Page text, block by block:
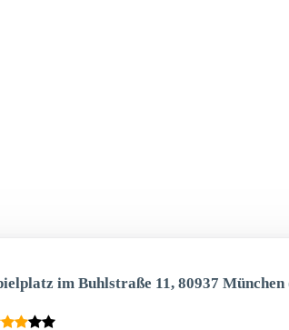
im Buhlstraße 11, 80937